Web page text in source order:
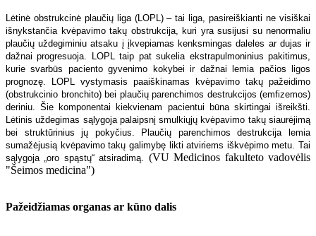
Lėtinė obstrukcinė plaučių liga (LOPL) – tai liga, pasireiškianti ne visiškai
išnykstančia kvėpavimo takų obstrukcija, kuri yra susijusi su nenormaliu
plaučių uždegiminiu atsaku į įkvepiamas kenksmingas daleles ar dujas ir
dažnai progresuoja. LOPL taip pat sukelia ekstrapulmoninius pakitimus,
kurie svarbūs paciento gyvenimo kokybei ir dažnai lemia pačios ligos
prognozę. LOPL vystymasis paaiškinamas kvėpavimo takų pažeidimo
(obstrukcinio bronchito) bei plaučių parenchimos destrukcijos (emfizemos)
deriniu. Šie komponentai kiekvienam pacientui būna skirtingai išreikšti.
Lėtinis uždegimas sąlygoja palaipsnį smulkiųjų kvėpavimo takų siaurėjimą
bei struktūrinius jų pokyčius. Plaučių parenchimos destrukcija lemia
sumažėjusią kvėpavimo takų galimybę likti atviriems iškvėpimo metu. Tai
sąlygoja „oro spąstų“ atsiradimą. (VU Medicinos fakulteto vadovėlis
"Šeimos medicina")
Pažeidžiamas organas ar kūno dalis